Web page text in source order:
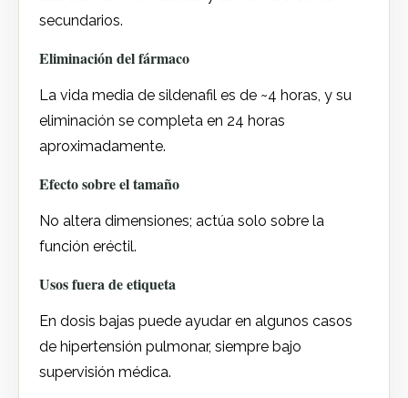
secundarios.
Eliminación del fármaco
La vida media de sildenafil es de ~4 horas, y su
eliminación se completa en 24 horas
aproximadamente.
Efecto sobre el tamaño
No altera dimensiones; actúa solo sobre la
función eréctil.
Usos fuera de etiqueta
En dosis bajas puede ayudar en algunos casos
de hipertensión pulmonar, siempre bajo
supervisión médica.